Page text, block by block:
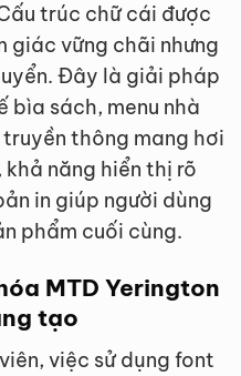
trúc chữ cái được
vững chãi nhưng
Đây là giải pháp
sách, menu nhà
thông mang hơi
năng hiển thị rõ
in giúp người dùng
phẩm cuối cùng.
MTD Yerington
tạo
việc sử dụng font